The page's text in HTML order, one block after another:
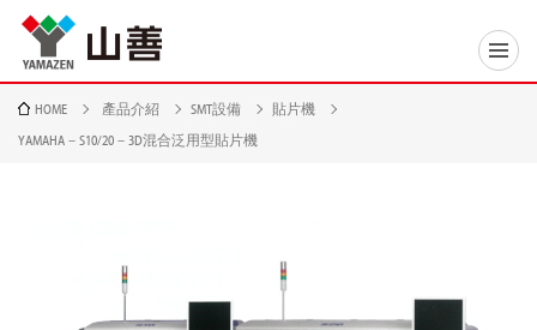
HOME 產品介紹 SMT設備
貼片機
YAMAHA－S10/20－3D混合泛用型貼片機